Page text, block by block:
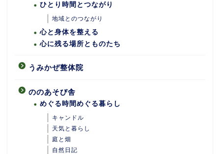
ひとり時間とつながり
地域とのつながり
心と身体を整える
心に残る場所とものたち
うみかぜ整体院
ののあそび舎
めぐる時間めぐる暮らし
キャンドル
天気と暮らし
庭と畑
自然日記